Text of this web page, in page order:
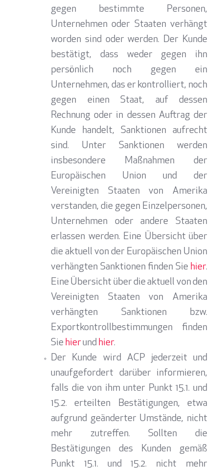
gegen bestimmte Personen,
Unternehmen oder Staaten verhängt
worden sind oder werden. Der Kunde
bestätigt, dass weder gegen ihn
persönlich noch gegen ein
Unternehmen, das er kontrolliert, noch
gegen einen Staat, auf dessen
Rechnung oder in dessen Auftrag der
Kunde handelt, Sanktionen aufrecht
sind. Unter Sanktionen werden
insbesondere Maßnahmen der
Europäischen Union und der
Vereinigten Staaten von Amerika
verstanden, die gegen Einzelpersonen,
Unternehmen oder andere Staaten
erlassen werden. Eine Übersicht über
die aktuell von der Europäischen Union
verhängten Sanktionen finden Sie hier.
Eine Übersicht über die aktuell von den
Vereinigten Staaten von Amerika
verhängten Sanktionen bzw.
Exportkontrollbestimmungen finden
Sie hierund hier.
Der Kunde wird ACP jederzeit und
unaufgefordert darüber informieren,
falls die von ihm unter Punkt 15.1. und
15.2. erteilten Bestätigungen, etwa
aufgrund geänderter Umstände, nicht
mehr zutreffen. Sollten die
Bestätigungen des Kunden gemäß
Punkt 15.1. und 15.2. nicht mehr